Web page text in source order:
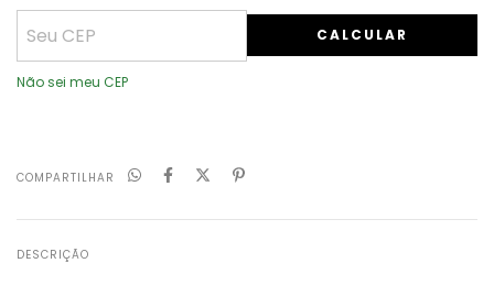
CALCULAR
Não sei meu CEP
COMPARTILHAR
DESCRIÇÃO